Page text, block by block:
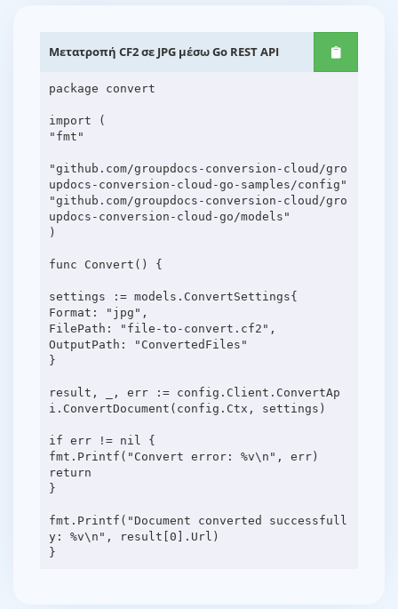
Μετατροπή CF2 σε JPG μέσω Go REST API
package convert
import (
"fmt"
"github.com/groupdocs-conversion-cloud/gro
updocs-conversion-cloud-go-samples/config"
"github.com/groupdocs-conversion-cloud/gro
updocs-conversion-cloud-go/models"
)
func Convert() {
settings := models.ConvertSettings{
Format: "jpg",
FilePath: "file-to-convert.cf2",
OutputPath: "ConvertedFiles"
}
result, _, err := config.Client.ConvertAp
i.ConvertDocument(config.Ctx, settings)
if err != nil {
fmt.Printf("Convert error: %v\n", err)
return
}
fmt.Printf("Document converted successfull
y: %v\n", result[0].Url)